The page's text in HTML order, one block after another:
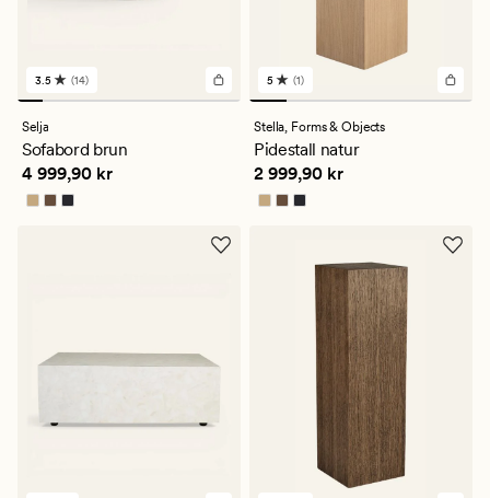
14
anmeldelser
med
en
gjennomsnittlig
vurdering
på
3.5
3.5 (14)
Selja
Sofabord brun
Pris 4 999,90 kr
4 999,90 kr
1
anmeldelser
med
en
gjennomsnittlig
vurdering
på
5
5 (1)
Stella, Forms & Objects
Pidestall natur
Pris 2 999,90 kr
2 999,90 kr